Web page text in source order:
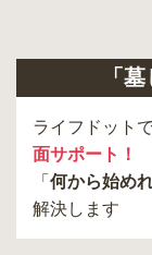
「
ライフドットで
面サポート！
「 何から始め
解決します